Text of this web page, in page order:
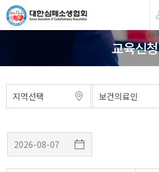
교육신청